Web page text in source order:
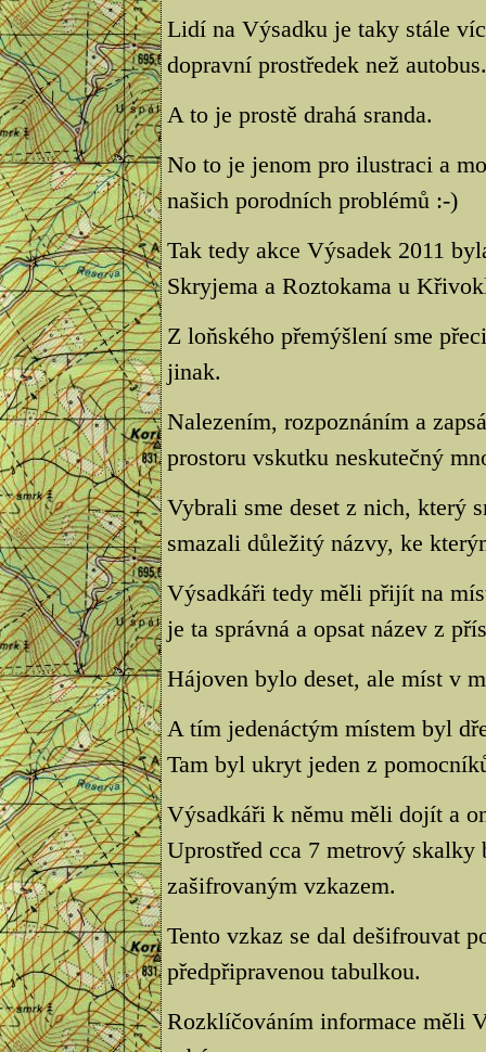
Lidí na Výsadku je taky stále
dopravní prostředek než autobus.
A to je prostě drahá sranda.
No to je jenom pro ilustraci a
našich porodních problémů :-)
Tak tedy akce Výsadek 2011
Skryjema a Roztokama u
Z loňského přemýšlení sme
jinak.
Nalezením, rozpoznáním a
prostoru vskutku neskutečný
Vybrali sme deset z nich, který
smazali důležitý názvy, ke
Výsadkáři tedy měli přijít na
je ta správná a opsat název z
Hájoven bylo deset, ale míst v
A tím jedenáctým místem byl
Tam byl ukryt jeden z
Výsadkáři k němu měli dojít a
Uprostřed cca 7 metrový skalky
zašifrovaným vzkazem.
Tento vzkaz se dal dešifrouvat
předpřipravenou tabulkou.
Rozklíčováním informace měli